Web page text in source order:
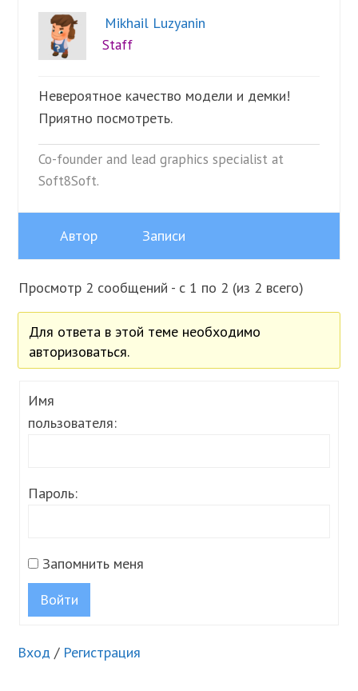
Mikhail Luzyanin
Staff
Невероятное качество модели и демки!
Приятно посмотреть.
Co-founder and lead graphics specialist at
Soft8Soft.
Автор Записи
Просмотр 2 сообщений - с 1 по 2 (из 2 всего)
Для ответа в этой теме необходимо
авторизоваться.
Имя
пользователя:
Пароль:
Запомнить меня
Войти
Вход / Регистрация